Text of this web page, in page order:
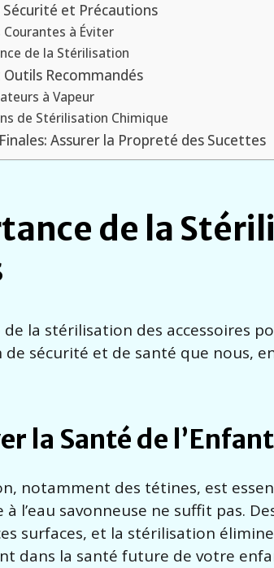
Sécurité et Précautions
Courantes à Éviter
de la Stérilisation
Recommandés
à Vapeur
de Stérilisation Chimique
Assurer la Propreté des Sucettes
de la
de la stérilisation des accessoires
sécurité et de santé que nous,
la Santé de l’Enfant
notamment des tétines, est
à l’eau savonneuse ne suffit pas.
surfaces, et la stérilisation élimine
dans la santé future de votre